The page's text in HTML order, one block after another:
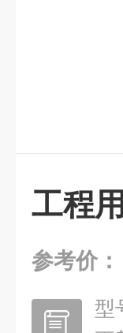
工程
参考价：
型